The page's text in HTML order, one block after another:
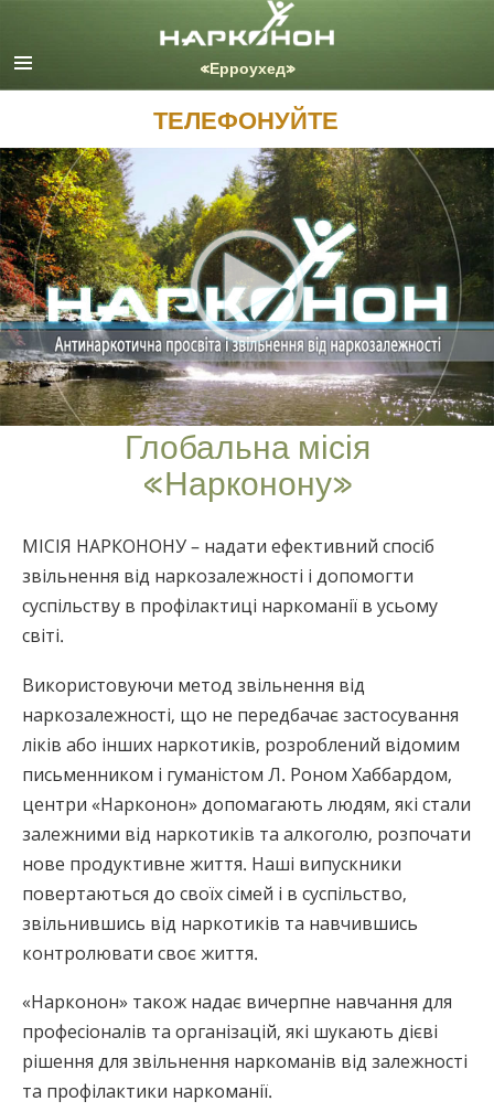
English
Deutsch
Ελληνικά (Greek)
Español
Français
Hebrew
Magyar
Italiano
日本語 (Japanese)
Nederlands
Norsk
Portuguès
Русский (Russian)
Svenska
繁體中文 (Chinese)
Arabic
Ukrainian
Czech
ТЕЛЕФОНУЙТЕ
Глобальна місія
«Нарконону»
МІСІЯ НАРКОНОНУ – надати ефективний спосіб
звільнення від наркозалежності і допомогти
суспільству в профілактиці наркоманії в усьому
світі.
Використовуючи метод звільнення від
наркозалежності, що не передбачає застосування
ліків або інших наркотиків, розроблений відомим
письменником і гуманістом Л. Роном Хаббардом,
центри «Нарконон» допомагають людям, які стали
залежними від наркотиків та алкоголю, розпочати
нове продуктивне життя. Наші випускники
повертаються до своїх сімей і в суспільство,
звільнившись від наркотиків та навчившись
контролювати своє життя.
«Нарконон» також надає вичерпне навчання для
професіоналів та організацій, які шукають дієві
рішення для звільнення наркоманів від залежності
та профілактики наркоманії.